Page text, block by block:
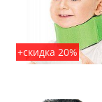
+скидка 20%